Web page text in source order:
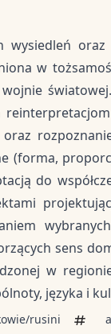
oraz
w
(forma,
do
sens
w
języka i
rusini